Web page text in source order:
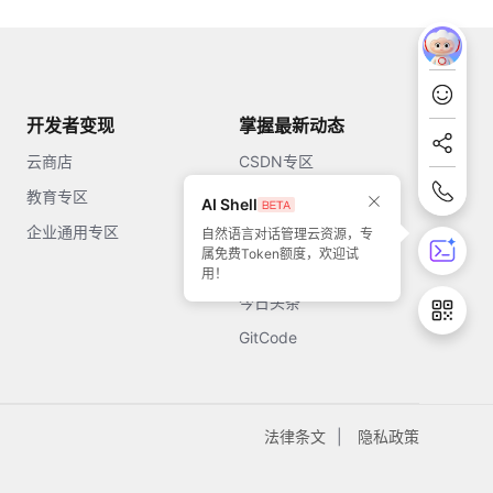
开发者变现
云商店
教育专区
企业通用专区
掌握最新动态
CSDN专区
知乎
开源中国
今日头条
GitCode
法律条文 隐私政策
AI Shell
自然语言对话管理云资源，专
属免费Token额度，欢迎试
用！